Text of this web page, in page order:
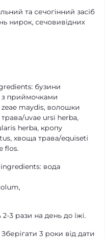
та сечогінний засіб
нирок, сечовивідних
бузини
з приймочками
maydis, волошки
uvae ursi herba,
herba, кропу
хвоща трава/equiseti
flos.
вода
3 рази на день до їжі.
3 роки від дати